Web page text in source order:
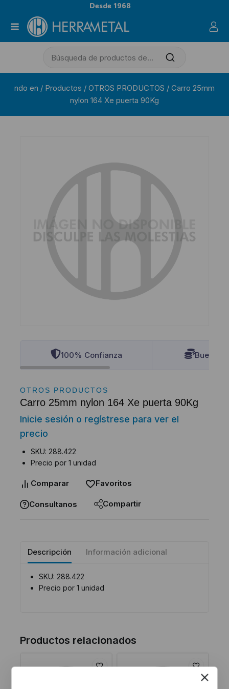
Desde 1968
ndo en / Productos / OTROS PRODUCTOS / Carro 25mm
nylon 164 Xe puerta 90Kg
100% Confianza Buenos
OTROS PRODUCTOS
Carro 25mm nylon 164 Xe puerta 90Kg
Inicie sesión o regístrese para ver el
precio
SKU: 288.422
Precio por 1 unidad
Comparar Favoritos
Consultanos Compartir
Descripción Información adicional
SKU: 288.422
Precio por 1 unidad
Productos relacionados